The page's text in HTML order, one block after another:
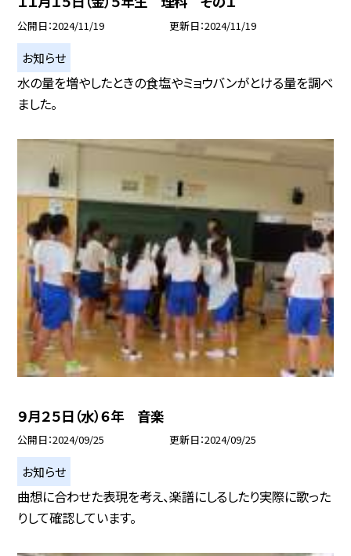
公開日 2024/11/19 更新日 2024/11/19
お知らせ
水の量を増やしたときの食塩やミョウバンがとける量を調べ
ました。
９月２５日（水）６年 音楽
公開日 2024/09/25 更新日 2024/09/25
お知らせ
曲想に合わせた表現を考え、楽譜にしるしたり実際に歌った
りして確認しています。